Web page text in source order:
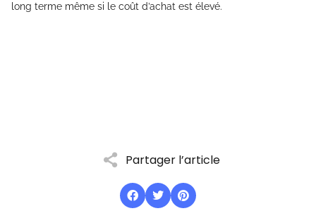
Partager l’article
long terme même si le coût d’achat est élevé.